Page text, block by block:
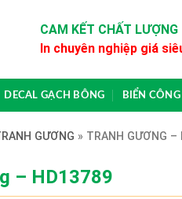
CAM KẾT CHẤT LƯỢNG
In chuyên nghiệp giá
DECAL GẠCH BÔNG BIỂN CÔNG
GƯƠNG » TRANH GƯƠNG –
– HD13789